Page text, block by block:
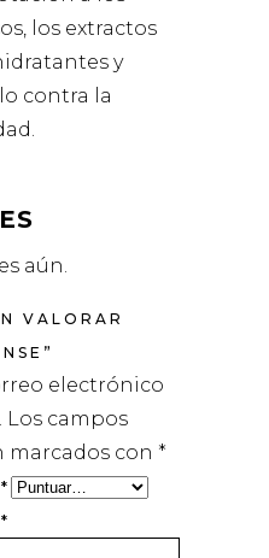
los extractos
y
contra la
aún.
VALORAR
electrónico
Los campos
con *
*
*